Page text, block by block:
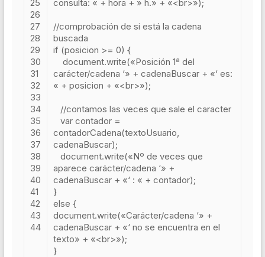
25
26
27
28
29
30
31
32
33
34
35
36
37
38
39
40
41
42
43
44
consulta: « + hora + » h.» + «<br>»);
//comprobación de si está la cadena
buscada
if (posicion >= 0) {
document.write(«Posición 1ª del
carácter/cadena ‘» + cadenaBuscar + «‘ es:
« + posicion + «<br>»);
//contamos las veces que sale el caracter
var contador =
contadorCadena(textoUsuario,
cadenaBuscar);
document.write(«Nº de veces que
aparece carácter/cadena ‘» +
cadenaBuscar + «‘ : « + contador);
}
else {
document.write(«Carácter/cadena ‘» +
cadenaBuscar + «‘ no se encuentra en el
texto» + «<br>»);
}